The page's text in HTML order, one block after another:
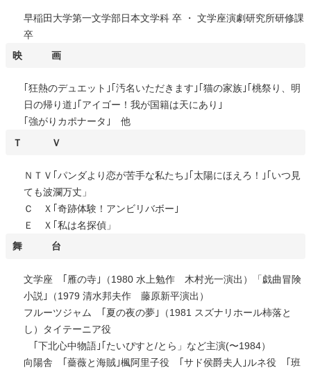
早稲田大学第一文学部日本文学科 卒 ・ 文学座演劇研究所研修課
卒
映 画
｢狂熱のデュエット｣｢汚名いただきます｣｢猫の家族｣｢桃祭り、明
日の帰り道｣｢アイゴー！我が国籍は天にあり｣
｢強がりカポナータ｣ 他
Ｔ Ｖ
ＮＴＶ｢パンダより恋が苦手な私たち｣｢太陽にほえろ！｣｢いつ見
ても波瀾万丈」
Ｃ Ｘ｢奇跡体験！アンビリバボー｣
Ｅ Ｘ｢私は名探偵」
舞 台
文学座 ｢雁の寺｣（1980 水上勉作 木村光一演出）「戯曲冒険
小説｣（1979 清水邦夫作 藤原新平演出）
フルーツジャム ｢夏の夜の夢｣（1981 スズナリホール柿落と
し）タイテーニア役
｢下北心中物語｣｢たいぴすと/とら」など主演(〜1984）
向陽舎 ｢薔薇と海賊｣楓阿里子役 ｢サド侯爵夫人｣ルネ役 ｢班